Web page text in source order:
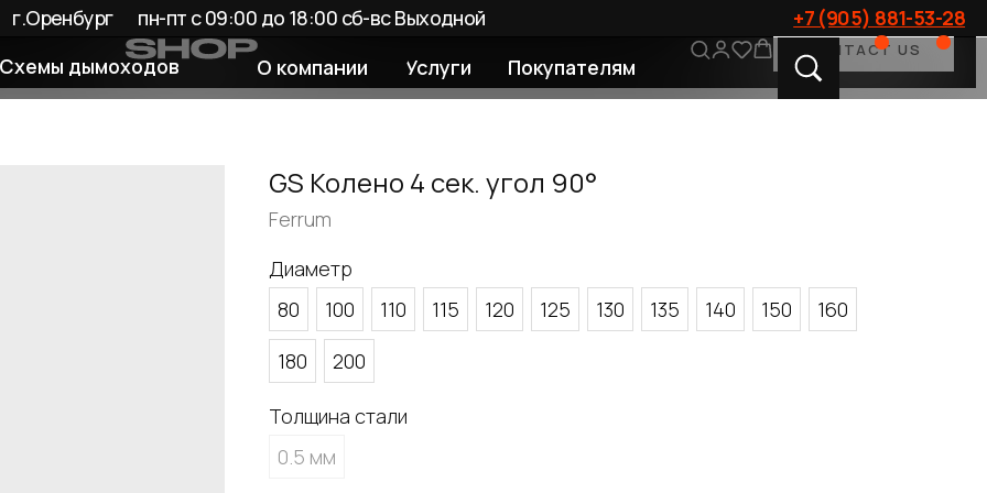
О компании
дымоходов Услуги Покупателям
+7 (905) 881-53-28
пн-пт с 09:00 до 18:00 сб-вс Выходной
CONTACT US
GS Колено 4 сек. угол 90°
Ferrum
Диаметр
80
100 110 115 120 125 130 135 140 150
160
180
200
Толщина стали
0.5 мм